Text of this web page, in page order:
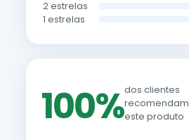
2 estrelas
1 estrelas
100%dos clientes
recomendam
este produto